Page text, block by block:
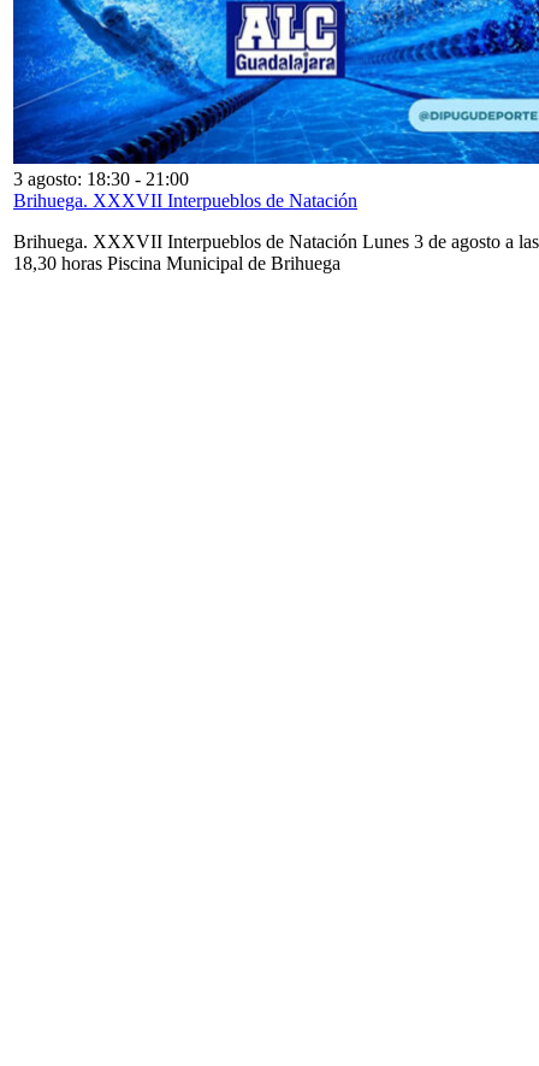
3 agosto: 18:30 - 21:00
Brihuega. XXXVII Interpueblos de Natación
Brihuega. XXXVII Interpueblos de Natación Lunes 3 de agosto a las
18,30 horas Piscina Municipal de Brihuega